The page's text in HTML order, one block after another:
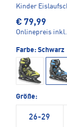
Kinder
€ 79,99
Onlinepreis
Farbe: Schwarz
Größe:
26-29